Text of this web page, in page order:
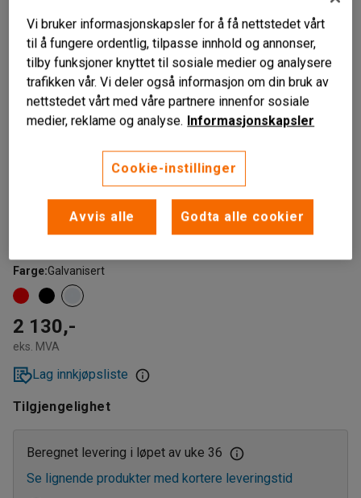
For brannfarlig avfall
Praktiske bærehåndtak
Avfallsbeholder med lokk som beskytter brannfarlig
Les mer
Farge:Galvanisert
2 130,-
eks. MVA
Lag innkjøpsliste
Tilgjengelighet
Beregnet levering i løpet av uke 36
Se lignende produkter med kortere leveringstid
Vi bruker informasjonskapsler for å få nettstedet vårt
til å fungere ordentlig, tilpasse innhold og annonser,
tilby funksjoner knyttet til sosiale medier og analysere
trafikken vår. Vi deler også informasjon om din bruk av
nettstedet vårt med våre partnere innenfor sosiale
medier, reklame og analyse. Informasjonskapsler
Cookie-instillinger
Avvis alle Godta alle cookier